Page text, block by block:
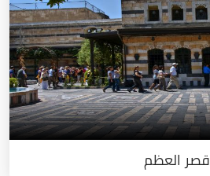
قصر العظم